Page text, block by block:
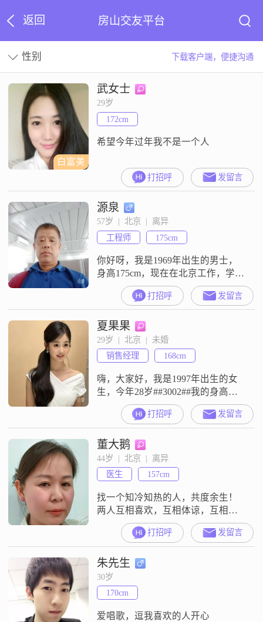
返回 房山交友平台
性别 下载客户端，便捷沟通
白富美
武女士
29岁
172cm
希望今年过年我不是一个人
打招呼 发留言
源泉
57岁  |  北京  |  离异
工程师
175cm
你好呀，我是1969年出生的男士，
身高175cm，现在在北京工作，学历
是大学本科，月收入在8001到12000
元这个范围##3002##性格上我给自
己总结了几点：平时做事稳重可
靠，也有幽默风趣的一面，性格外
向健谈，一直保持乐观积极的状态
##3002##和大家相处的时候随和易
相处，为人真诚可靠，不管对事还
是对人都有耐心包
打招呼 发留言
夏果果
29岁  |  北京  |  未婚
销售经理
168cm
嗨，大家好，我是1997年出生的女
生，今年28岁##3002##我的身高是
168cm##3002##目前我的工作地点在
北京，学历是大学本科，月收入在
12001到20000元之间##3002##关于
我的性格和生活状态，大家都说我
是个开朗爱笑的人，平时也很真诚
可靠##3002##我热爱生活，也很享
受慢节奏的日子##3002
打招呼 发留言
董大鹅
44岁  |  北京  |  离异
医生
157cm
找一个知冷知热的人，共度余生！
两人互相喜欢，互相体谅，互相支
持，互相扶持！三观正且一致！你
有责任，我有品质！你有情怀，我
有柔情！你有担当，我有素养！必
须是对的人，对的事，才能在一
起！
打招呼 发留言
朱先生
30岁
170cm
爱唱歌，逗我喜欢的人开心